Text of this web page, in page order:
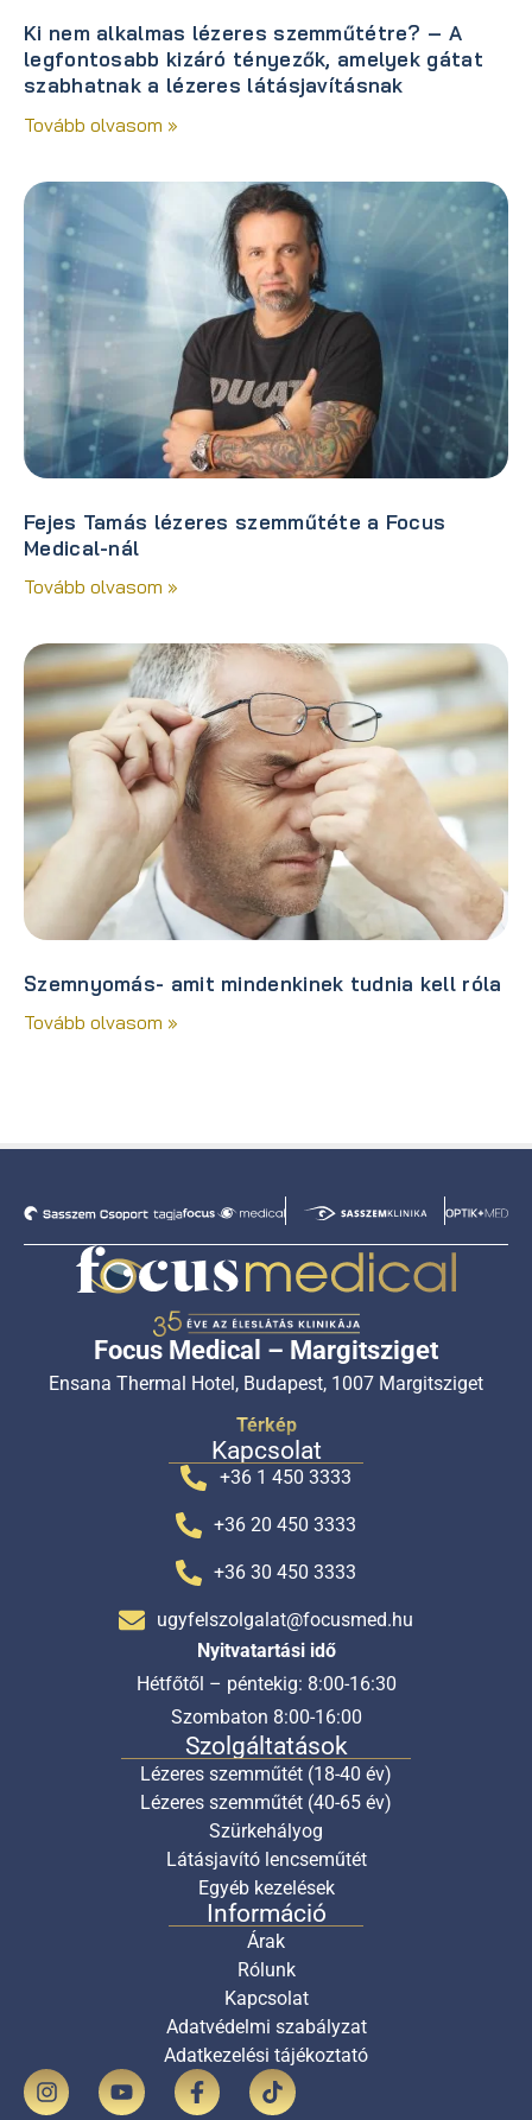
Ki nem alkalmas lézeres szemműtétre? – A
legfontosabb kizáró tényezők, amelyek gátat
szabhatnak a lézeres látásjavításnak
Tovább olvasom »
Fejes Tamás lézeres szemműtéte a Focus
Medical-nál
Tovább olvasom »
Szemnyomás- amit mindenkinek tudnia kell róla
Tovább olvasom »
Focus Medical – Margitsziget
Ensana Thermal Hotel, Budapest, 1007 Margitsziget
Térkép
Kapcsolat
+36 1 450 3333
+36 20 450 3333
+36 30 450 3333
ugyfelszolgalat@focusmed.hu
Nyitvatartási idő
Hétfőtől – péntekig: 8:00-16:30
Szombaton 8:00-16:00
Szolgáltatások
Lézeres szemműtét (18-40 év)
Lézeres szemműtét (40-65 év)
Szürkehályog
Látásjavító lencseműtét
Egyéb kezelések
Információ
Árak
Rólunk
Kapcsolat
Adatvédelmi szabályzat
Adatkezelési tájékoztató